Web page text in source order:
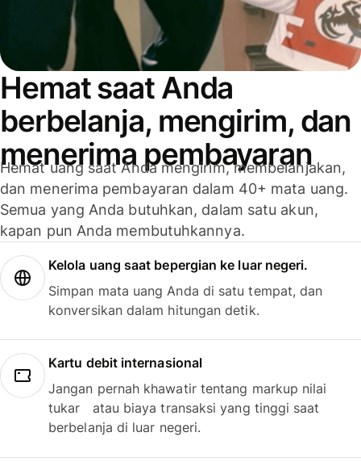
Hemat saat Anda
berbelanja, mengirim, dan
menerima pembayaran
Hemat uang saat Anda mengirim, membelanjakan,
dan menerima pembayaran dalam 40+ mata uang.
Semua yang Anda butuhkan, dalam satu akun,
kapan pun Anda membutuhkannya.
Kelola uang saat bepergian ke luar negeri.
Simpan mata uang Anda di satu tempat, dan
konversikan dalam hitungan detik.
Kartu debit internasional
Jangan pernah khawatir tentang markup nilai
tukar atau biaya transaksi yang tinggi saat
berbelanja di luar negeri.